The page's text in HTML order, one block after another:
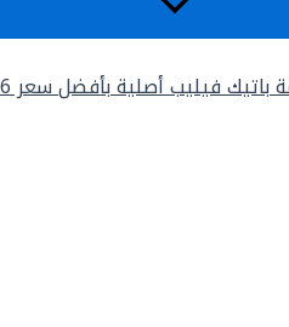
فيليب أصلية بأفضل سعر 2026